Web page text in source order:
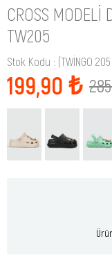
CROSS MODELI
TW205
Stok Kodu (TWİNGO
199,90 ₺